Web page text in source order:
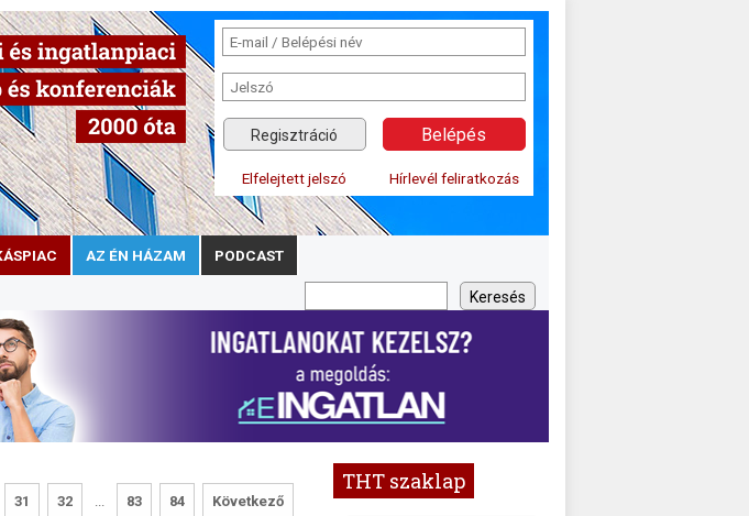
Regisztráció
Elfelejtett jelszó Hírlevél feliratkozás
AZ ÉN HÁZAM PODCAST
31 32 83 84 Következő
THT szaklap